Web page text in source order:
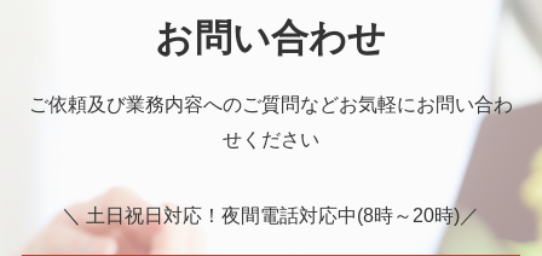
お問い合わせ
ご依頼及び業務内容へのご質問などお気軽にお問い合わ
せください
＼ 土日祝日対応！夜間電話対応中(8時～20時)／